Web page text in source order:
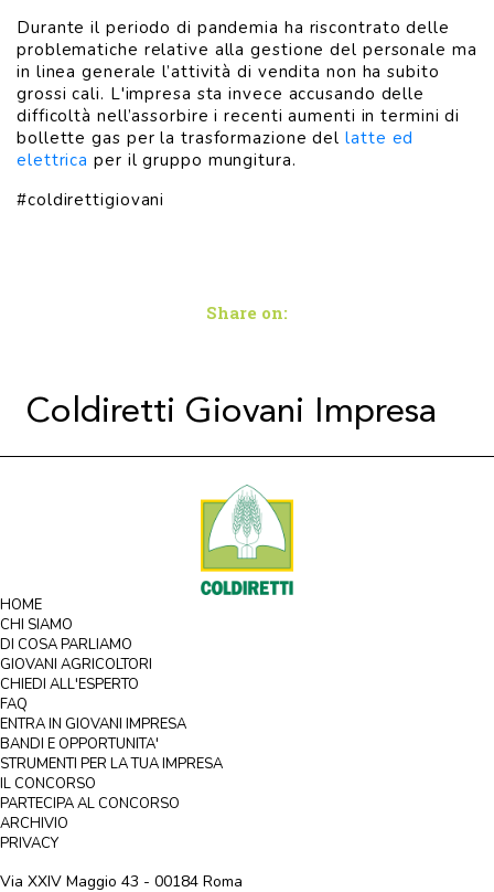
Durante il periodo di pandemia ha riscontrato delle
problematiche relative alla gestione del personale ma
in linea generale l’attività di vendita non ha subito
grossi cali. L'impresa sta invece accusando delle
difficoltà nell’assorbire i recenti aumenti in termini di
bollette gas per la trasformazione dellatte ed
elettrica per il gruppo mungitura.
#coldirettigiovani
Share on:
Coldiretti Giovani Impresa
HOME
CHI SIAMO
DI COSA PARLIAMO
GIOVANI AGRICOLTORI
CHIEDI ALL'ESPERTO
FAQ
ENTRA IN GIOVANI IMPRESA
BANDI E OPPORTUNITA'
STRUMENTI PER LA TUA IMPRESA
IL CONCORSO
PARTECIPA AL CONCORSO
ARCHIVIO
PRIVACY
Via XXIV Maggio 43 - 00184 Roma